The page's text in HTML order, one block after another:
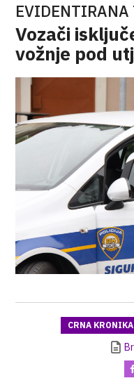
EVIDENTIRANA
Vozači
vožnje pod
CRNA KRONIKA